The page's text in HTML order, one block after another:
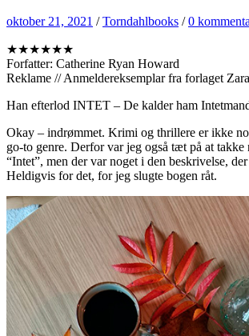
oktober 21, 2021 /Torndahlbooks /0
★★★★★★
Forfatter: Catherine Ryan Howard
Reklame // Anmeldereksemplar fra forlaget Zara
Han efterlod INTET – De kalder ham
Okay – indrømmet. Krimi og thrillere er ikke
go-to genre. Derfor var jeg også tæt på at takke
“Intet”, men der var noget i den beskrivelse,
Heldigvis for det, for jeg slugte bogen råt.